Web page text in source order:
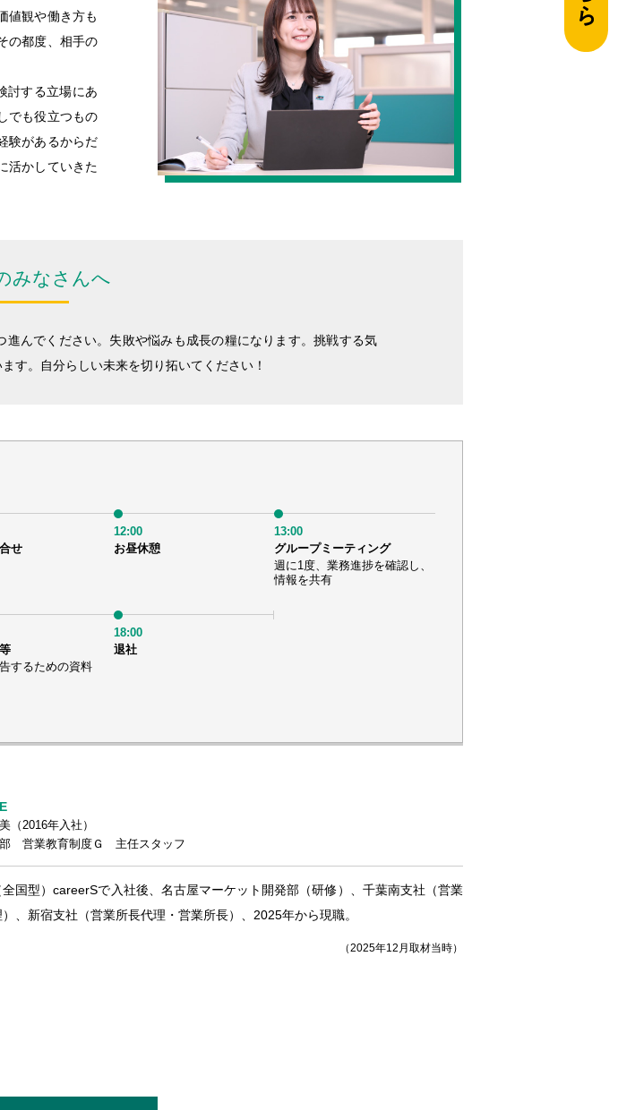
値観や働き方も
の都度、相手の
討する立場にあ
でも役立つもの
験があるからだ
活かしていきた
みなさんへ
んでください。失敗や悩みも成長の糧になります。挑戦する気
す。自分らしい未来を切り拓いてください！
せ
12:00
お昼休憩
13:00
グループミーティング
週に1度、業務進捗を確認し、
情報を共有
するための資料
18:00
退社
2016年入社）
営業教育制度Ｇ 主任スタッフ
国型）careerSで入社後、名古屋マーケット開発部（研修）、千葉南支社（営業
、新宿支社（営業所長代理・営業所長）、2025年から現職。
（2025年12月取材当時）